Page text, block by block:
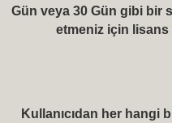
Gün veya 30 Gün gibi bir
etmeniz için lisans
Kullanıcıdan her hangi